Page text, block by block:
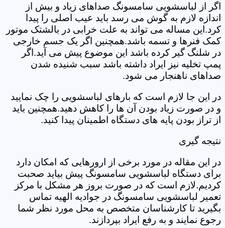
اگر از لباسشویی سامسونگ صداهای زیاد و بیش از
اندازه لازم به گوش می رسد باید عیب اصلی را پیدا
کرد.این مساله می تواند به علت خرابی در بالشتک موتور
کمک فنرها و تسمه باشد.همچنین اگر یک جسم خارجی
در شلنگ گیر کرده باشد این موضوع پیش می آید.اگر
پمپ تخلیه نیز ایراد داشته باشد سبب شنیده شدن
صداهای ناهنجار می شود.
در این جا لازم است که بارهای لباسشویی را چک نمایید
و در صورت زیاد بودن آن ها را کاهش دهید.همچنین باید
از تراز بودن پایه های دستگاه اطمینان پیدا کنید.
نتیجه گیری
در این مقاله در مورد برخی از ارورهایی که امکان دارد
برای دستگاه لباسشویی سامسونگ پیش بیاید صحبت
کردیم.لازم است که در صورت بروز هر مشکل با مرکز
تعمیر لباسشویی سامسونگ در جوادیه الهیه تماس
بگیرید تا کارشناسان متخصص به محل مورد نظر شما
رجوع نمایند و به رفع ایراد بپردازند.